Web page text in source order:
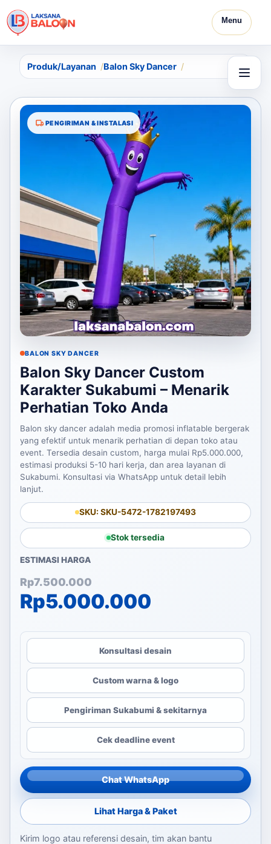
Menu
Produk/Layanan Balon Sky Dancer
PENGIRIMAN & INSTALASI
BALON SKY DANCER
Balon Sky Dancer Custom
Karakter Sukabumi – Menarik
Perhatian Toko Anda
Balon sky dancer adalah media promosi inflatable bergerak
yang efektif untuk menarik perhatian di depan toko atau
event. Tersedia desain custom, harga mulai Rp5.000.000,
estimasi produksi 5-10 hari kerja, dan area layanan di
Sukabumi. Konsultasi via WhatsApp untuk detail lebih
lanjut.
SKU: SKU-5472-1782197493
Stok tersedia
ESTIMASI HARGA
Rp7.500.000
Harga aslinya adalah:
Rp5.000.000
Harga saat ini adalah:
Konsultasi desain
Custom warna & logo
Pengiriman Sukabumi & sekitarnya
Cek deadline event
Chat WhatsApp
Lihat Harga & Paket
Kirim logo atau referensi desain, tim akan bantu